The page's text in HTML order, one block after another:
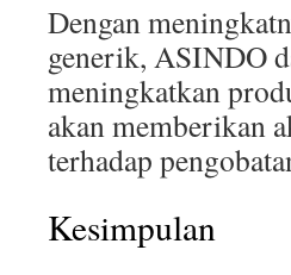
Dengan
generik, ASINDO
meningkatkan
akan memberikan
terhadap
Kesimpulan